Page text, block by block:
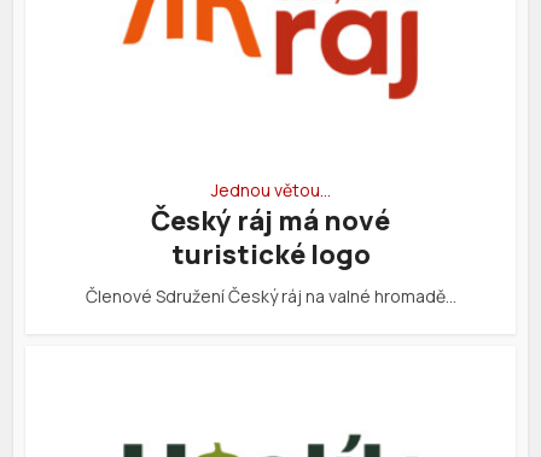
Jednou větou…
Český ráj má nové
turistické logo
Členové Sdružení Český ráj na valné hromadě…